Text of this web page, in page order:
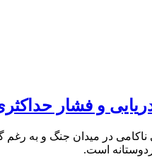
و فشار
در میدان جنگ و به
است.